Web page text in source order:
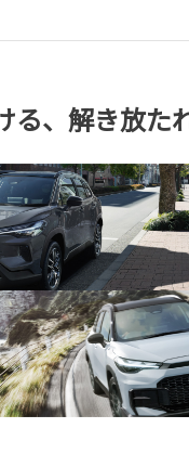
る、解き放た